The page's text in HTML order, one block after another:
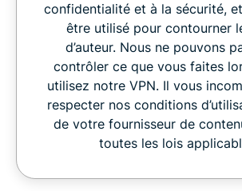
confidentialité et à la sécurité,
être utilisé pour contourner
d’auteur. Nous ne pouvons
contrôler ce que vous faites
utilisez notre VPN. Il vous
respecter nos conditions
de votre fournisseur de
toutes les lois